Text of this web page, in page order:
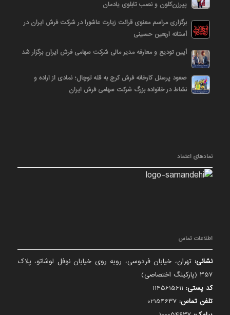
پیرزن‌کلون و نصب تابلوی یادمان
برگزاری مراسم معنوی قرائت زیارت عاشورا در شرکت فرش ایران در
آستانه اربعین حسینی
آیین تودیع و معارفه مدیر مالی شرکت سهامی فرش ایران برگزار شد
صعود پرسنل کارخانه فرش کرج به قله توچال؛ نمادی از اراده و
نشاط در خانواده بزرگ شرکت سهامی فرش ایران
نمادهای اعتماد
اطلاعات تماس
نشانی: تهران، خیابان فردوسی، روبه روی خیابان نوفل لوشاتو، پلاک
357 (پارکینگ اختصاصی)
کد پستی:
تلفن تماس: